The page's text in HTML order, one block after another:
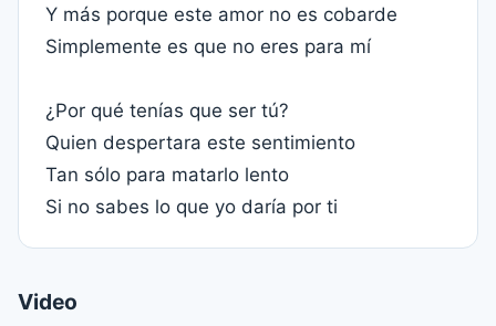
Y más porque este amor no es cobarde
Simplemente es que no eres para mí
¿Por qué tenías que ser tú?
Quien despertara este sentimiento
Tan sólo para matarlo lento
Si no sabes lo que yo daría por ti
Video